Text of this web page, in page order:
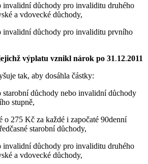
důchody pro invaliditu druhého
a vdovecké důchody,
invalidní důchody pro invaliditu prvního
výplatu vznikl nárok po 31.12.2011
tak, aby dosáhla částky:
důchody nebo invalidní důchody
stupně,
o 275 Kč za každé i započaté 90denní
starobní důchody,
důchody pro invaliditu druhého
a vdovecké důchody,